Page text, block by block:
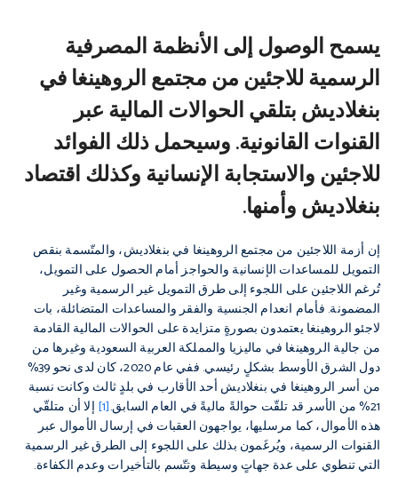
يسمح الوصول إلى الأنظمة المصرفية
الرسمية للاجئين من مجتمع الروهينغا في
بنغلاديش بتلقي الحوالات المالية عبر
القنوات القانونية. وسيحمل ذلك الفوائد
للاجئين والاستجابة الإنسانية وكذلك اقتصاد
بنغلاديش وأمنها.
إن أزمة اللاجئين من مجتمع الروهينغا في بنغلاديش، والمتّسمة بنقص
التمويل للمساعدات الإنسانية والحواجز أمام الحصول على التمويل،
تُرغم اللاجئين على اللجوء إلى طرق التمويل غير الرسمية وغير
المضمونة. فأمام انعدام الجنسية والفقر والمساعدات المتضائلة، بات
لاجئو الروهينغا يعتمدون بصورةٍ متزايدة على الحوالات المالية القادمة
من جالية الروهينغا في ماليزيا والمملكة العربية السعودية وغيرها من
دول الشرق الأوسط بشكلٍ رئيسي. ففي عام 2020، كان لدى نحو 39%
من أسر الروهينغا في بنغلاديش أحد الأقارب في بلدٍ ثالث وكانت نسبة
21% من الأسر قد تلقّت حوالةً ماليةً في العام السابق.
[1] إلا أن متلقّي
هذه الأموال، كما مرسليها، يواجهون العقبات في إرسال الأموال عبر
القنوات الرسمية، ويُرغَمون بذلك على اللجوء إلى الطرق غير الرسمية
التي تنطوي على عدة جهاتٍ وسيطة وتتّسم بالتأخيرات وعدم الكفاءة.